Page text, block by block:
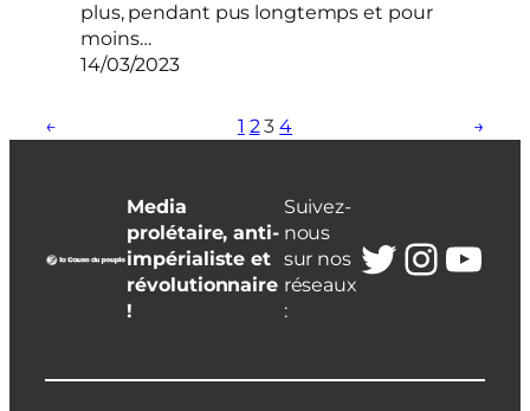
plus, pendant pus longtemps et pour
moins…
14/03/2023
← 1 2 3 4 →
Media
prolétaire, anti-
impérialiste et
révolutionnaire
!
Suivez-
nous
sur nos
réseaux
:
Twitter